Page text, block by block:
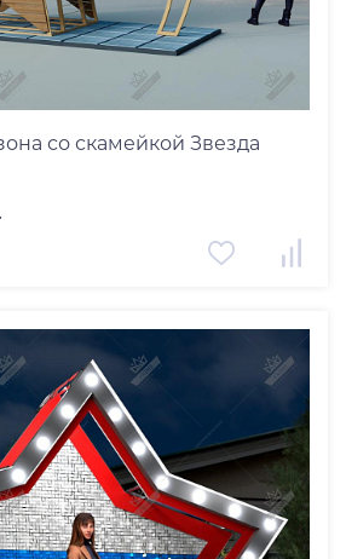
со скамейкой Звезда